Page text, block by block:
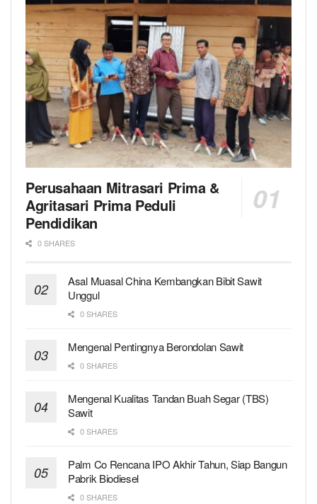
Perusahaan Mitrasari Prima &
Agritasari Prima Peduli
Pendidikan
0 SHARES
Asal Muasal China Kembangkan Bibit Sawit
Unggul
0 SHARES
Mengenal Pentingnya Berondolan Sawit
0 SHARES
Mengenal Kualitas Tandan Buah Segar (TBS)
Sawit
0 SHARES
Palm Co Rencana IPO Akhir Tahun, Siap Bangun
Pabrik Biodiesel
0 SHARES